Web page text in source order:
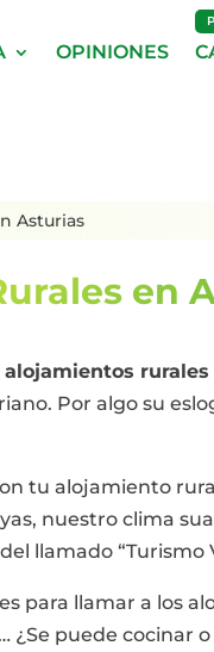
OPINIONES
Asturias
en
alojamientos rurales
Por algo su
tu alojamiento
nuestro clima
llamado “Turismo
para llamar a los
¿Se puede cocinar